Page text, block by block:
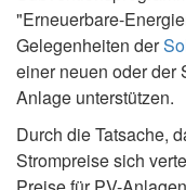
"Erneuerbare-
Gelegenheiten der
einer neuen oder der
Anlage unterstützen.
Durch die Tatsache,
Strompreise sich